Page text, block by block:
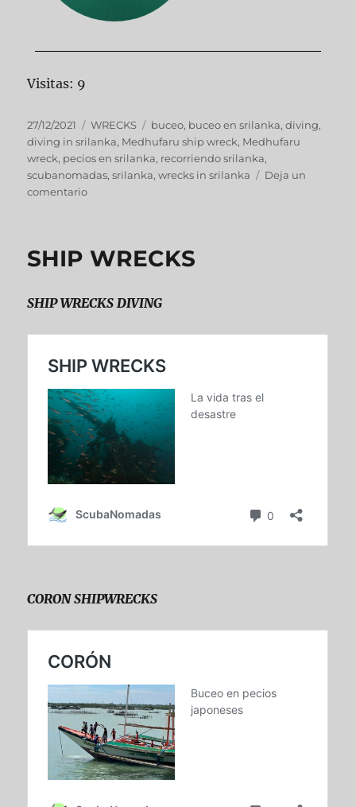
Visitas: 9
27/12/2021 WRECKS buceo, buceo en srilanka,diving,
diving in srilanka, Medhufaru ship wreck, Medhufaru
wreck, pecios en srilanka, recorriendo srilanka,
scubanomadas,srilanka,wrecks in srilanka
Deja un
comentario
SHIP WRECKS
SHIP WRECKS DIVING
CORON SHIPWRECKS